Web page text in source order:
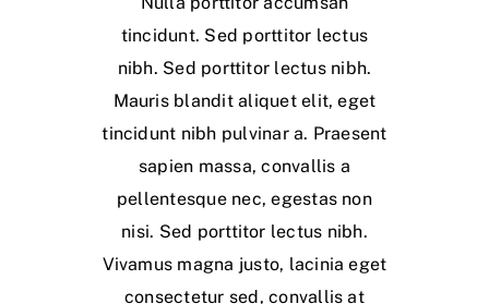
tincidunt. Sed porttitor lectus
nibh. Sed porttitor lectus nibh.
Mauris blandit aliquet elit, eget
tincidunt nibh pulvinar a. Praesent
sapien massa, convallis a
pellentesque nec, egestas non
nisi. Sed porttitor lectus nibh.
Vivamus magna justo, lacinia eget
consectetur sed, convallis at